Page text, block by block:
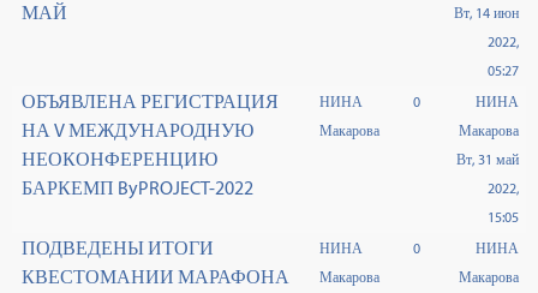
МАЙ
Вт, 14 июн
2022,
05:27
ОБЪЯВЛЕНА РЕГИСТРАЦИЯ
НА V МЕЖДУНАРОДНУЮ
НЕОКОНФЕРЕНЦИЮ
БАРКЕМП ByPROJECT-2022
НИНА
Макарова
0
НИНА
Макарова
Вт, 31 май
2022,
15:05
ПОДВЕДЕНЫ ИТОГИ
КВЕСТОМАНИИ МАРАФОНА
НИНА
Макарова
0
НИНА
Макарова